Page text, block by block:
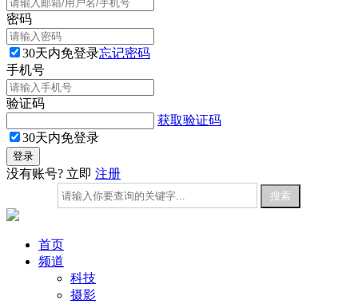
密码
30天内免登录忘记密码
手机号
验证码
获取验证码
30天内免登录
没有账号? 立即 注册
首页
频道
科技
摄影